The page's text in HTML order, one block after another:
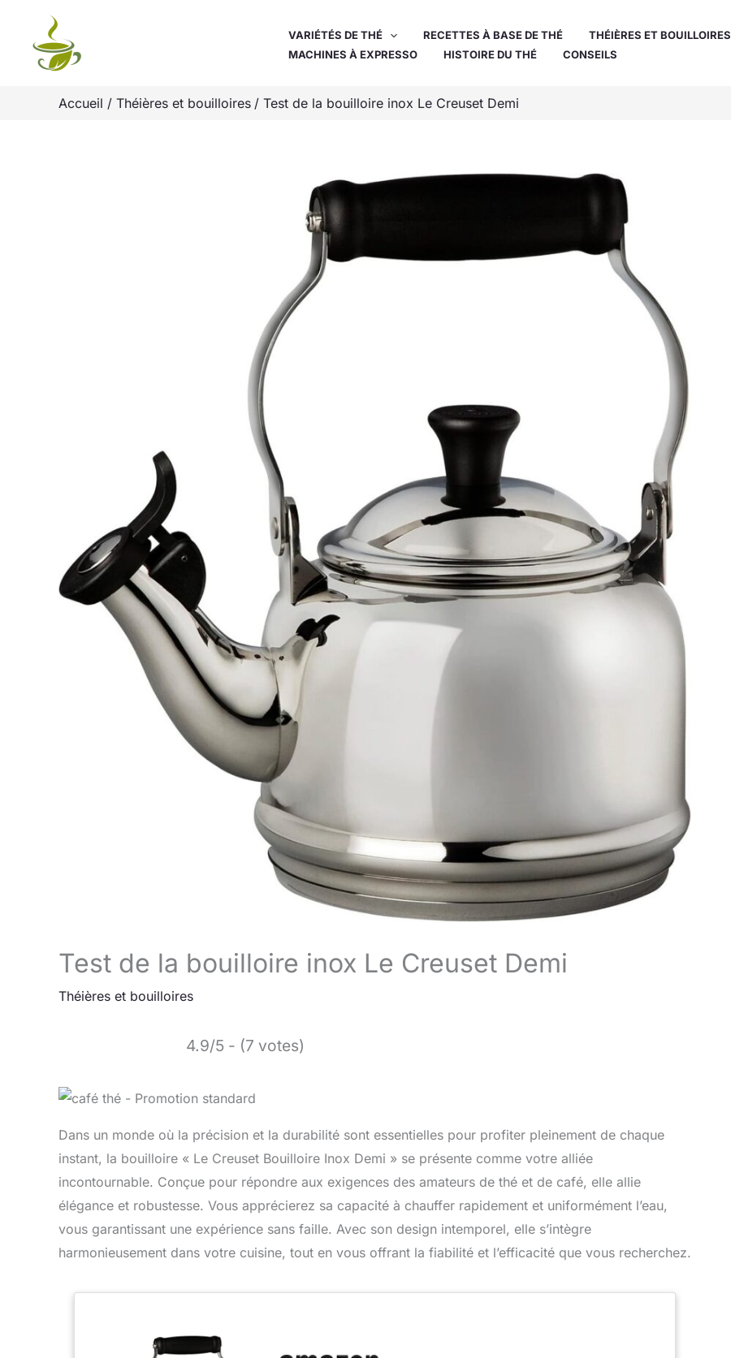
contenu
VARIÉTÉS DE THÉ RECETTES À BASE DE THÉ THÉIÈRES ET BOUILLOIRES
MACHINES À EXPRESSO
HISTOIRE DU THÉ CONSEILS
Accueil Théières et bouilloires Test de la bouilloire inox Le Creuset Demi
Test de la bouilloire inox Le Creuset Demi
Théières et bouilloires
4.9/5 - (7 votes)
Dans un monde où la précision et la durabilité sont essentielles pour profiter pleinement de chaque
instant, la bouilloire « Le Creuset Bouilloire Inox Demi » se présente comme votre alliée
incontournable. Conçue pour répondre aux exigences des amateurs de thé et de café, elle allie
élégance et robustesse. Vous apprécierez sa capacité à chauffer rapidement et uniformément l’eau,
vous garantissant une expérience sans faille. Avec son design intemporel, elle s’intègre
harmonieusement dans votre cuisine, tout en vous offrant la fiabilité et l’efficacité que vous recherchez.